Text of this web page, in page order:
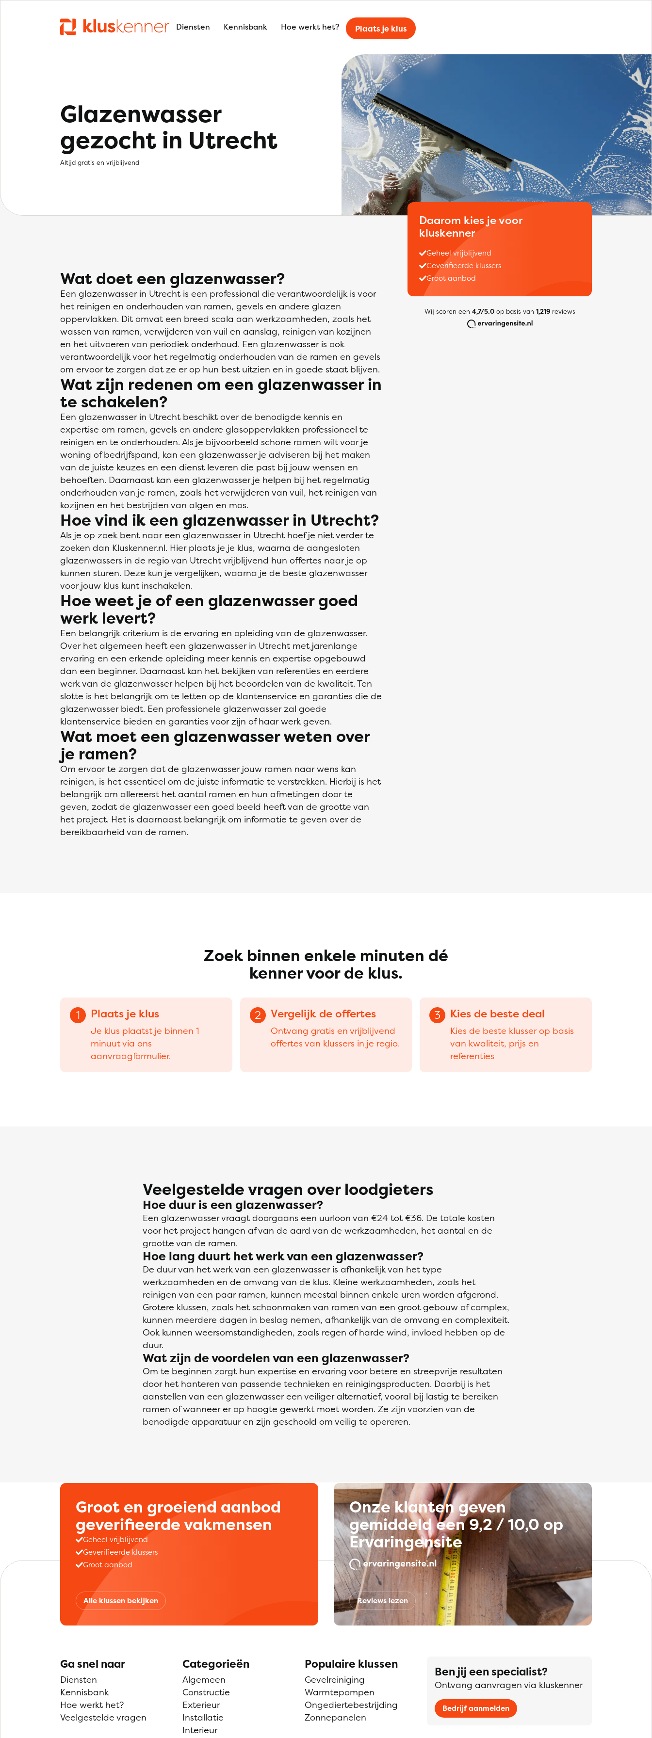
Diensten Kennisbank Hoe werkt het? Plaats je klus
Glazenwasser
gezocht in Utrecht
Altijd gratis en vrijblijvend
Wat doet een glazenwasser?
Een glazenwasser in Utrecht is een professional die verantwoordelijk is voor
het reinigen en onderhouden van ramen, gevels en andere glazen
oppervlakken. Dit omvat een breed scala aan werkzaamheden, zoals het
wassen van ramen, verwijderen van vuil en aanslag, reinigen van kozijnen
en het uitvoeren van periodiek onderhoud. Een glazenwasser is ook
verantwoordelijk voor het regelmatig onderhouden van de ramen en gevels
om ervoor te zorgen dat ze er op hun best uitzien en in goede staat blijven.
Wat zijn redenen om een glazenwasser in
te schakelen?
Een glazenwasser in Utrecht beschikt over de benodigde kennis en
expertise om ramen, gevels en andere glasoppervlakken professioneel te
reinigen en te onderhouden. Als je bijvoorbeeld schone ramen wilt voor je
woning of bedrijfspand, kan een glazenwasser je adviseren bij het maken
van de juiste keuzes en een dienst leveren die past bij jouw wensen en
behoeften. Daarnaast kan een glazenwasser je helpen bij het regelmatig
onderhouden van je ramen, zoals het verwijderen van vuil, het reinigen van
kozijnen en het bestrijden van algen en mos.
Hoe vind ik een glazenwasser in Utrecht?
Als je op zoek bent naar een glazenwasser in Utrecht hoef je niet verder te
zoeken dan Kluskenner.nl. Hier plaats je je klus, waarna de aangesloten
glazenwassers in de regio van Utrecht vrijblijvend hun offertes naar je op
kunnen sturen. Deze kun je vergelijken, waarna je de beste glazenwasser
voor jouw klus kunt inschakelen.
Hoe weet je of een glazenwasser goed
werk levert?
Een belangrijk criterium is de ervaring en opleiding van de glazenwasser.
Over het algemeen heeft een glazenwasser in Utrecht met jarenlange
ervaring en een erkende opleiding meer kennis en expertise opgebouwd
dan een beginner. Daarnaast kan het bekijken van referenties en eerdere
werk van de glazenwasser helpen bij het beoordelen van de kwaliteit. Ten
slotte is het belangrijk om te letten op de klantenservice en garanties die de
glazenwasser biedt. Een professionele glazenwasser zal goede
klantenservice bieden en garanties voor zijn of haar werk geven.
Wat moet een glazenwasser weten over
je ramen?
Om ervoor te zorgen dat de glazenwasser jouw ramen naar wens kan
reinigen, is het essentieel om de juiste informatie te verstrekken. Hierbij is het
belangrijk om allereerst het aantal ramen en hun afmetingen door te
geven, zodat de glazenwasser een goed beeld heeft van de grootte van
het project. Het is daarnaast belangrijk om informatie te geven over de
bereikbaarheid van de ramen.
Daarom kies je voor
kluskenner
Geheel vrijblijvend
Geverifieerde klussers
Groot aanbod
Wij scoren een 4,7/5.0op basis van 1,219reviews
Zoek binnen enkele minuten dé
kenner voor de klus.
1 Plaats je klus
Je klus plaatst je binnen 1
minuut via ons
aanvraagformulier.
2 Vergelijk de offertes
Ontvang gratis en vrijblijvend
offertes van klussers in je regio.
3 Kies de beste deal
Kies de beste klusser op basis
van kwaliteit, prijs en
referenties
Veelgestelde vragen over loodgieters
Hoe duur is een glazenwasser?
Een glazenwasser vraagt doorgaans een uurloon van €24 tot €36. De totale kosten
voor het project hangen af van de aard van de werkzaamheden, het aantal en de
grootte van de ramen.
Hoe lang duurt het werk van een glazenwasser?
De duur van het werk van een glazenwasser is afhankelijk van het type
werkzaamheden en de omvang van de klus. Kleine werkzaamheden, zoals het
reinigen van een paar ramen, kunnen meestal binnen enkele uren worden afgerond.
Grotere klussen, zoals het schoonmaken van ramen van een groot gebouw of complex,
kunnen meerdere dagen in beslag nemen, afhankelijk van de omvang en complexiteit.
Ook kunnen weersomstandigheden, zoals regen of harde wind, invloed hebben op de
duur.
Wat zijn de voordelen van een glazenwasser?
Om te beginnen zorgt hun expertise en ervaring voor betere en streepvrije resultaten
door het hanteren van passende technieken en reinigingsproducten. Daarbij is het
aanstellen van een glazenwasser een veiliger alternatief, vooral bij lastig te bereiken
ramen of wanneer er op hoogte gewerkt moet worden. Ze zijn voorzien van de
benodigde apparatuur en zijn geschoold om veilig te opereren.
Groot en groeiend aanbod
geverifieerde vakmensen
Geheel vrijblijvend
Geverifieerde klussers
Groot aanbod
Alle klussen bekijken
Onze klanten geven
gemiddeld een 9,2 / 10,0 op
Ervaringensite
Reviews lezen
Ga snel naar
Diensten
Kennisbank
Hoe werkt het?
Veelgestelde vragen
Categorieën
Algemeen
Constructie
Exterieur
Installatie
Interieur
Populaire klussen
Gevelreiniging
Warmtepompen
Ongediertebestrijding
Zonnepanelen
Ben jij een specialist?
Ontvang aanvragen via kluskenner
Bedrijf aanmelden